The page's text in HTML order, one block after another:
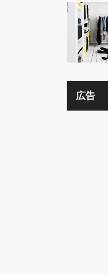
広告